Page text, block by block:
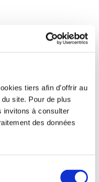
tiers afin d’offrir au
site. Pour de plus
invitons à consulter
des données
devices installed on the
sufcient energy to start the
levels for both leg
be purchased separately).